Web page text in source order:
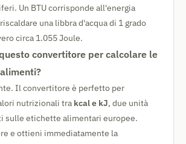
Un BTU corrisponde all'energia
una libbra d'acqua di 1 grado
circa 1.055 Joule.
convertitore per calcolare le
Il convertitore è perfetto per
nutrizionali tra kcal e kJ, due unità
sulle etichette alimentari europee.
e ottieni immediatamente la